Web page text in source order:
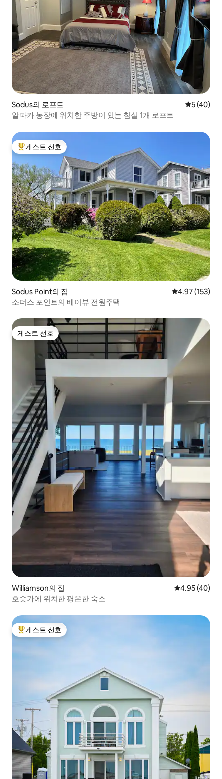
Sodus의 로프트 평점 5점(5
5 (40)
알파카 농장에 위치한 주방이 있는 침실 1개 로프트
상위 게스트 선호
게스트 선호
Sodus Point의 집 평점 4.97점(5
4.97 (153)
소더스 포인트의 베이뷰 전원주택
게스트 선호
게스트 선호
Williamson의 집 평점 4.95점(5
4.95 (40)
호숫가에 위치한 평온한 숙소
상위 게스트 선호
게스트 선호